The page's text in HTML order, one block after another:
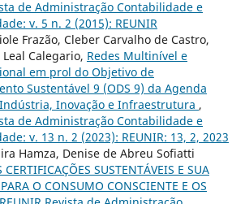
de Administração Contabilidade e
v. 5 n. 2 (2015): REUNIR
Frazão, Cleber Carvalho de Castro,
Calegario, Redes Multinível e
em prol do Objetivo de
Sustentável 9 (ODS 9) da Agenda
Inovação e Infraestrutura ,
de Administração Contabilidade e
v. 13 n. 2 (2023): REUNIR: 13, 2, 2023
Hamza, Denise de Abreu Sofiatti
CERTIFICAÇÕES SUSTENTÁVEIS E SUA
O CONSUMO CONSCIENTE E OS